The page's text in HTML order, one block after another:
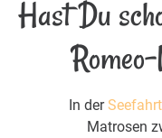
Hast Du
In der
Matrosen